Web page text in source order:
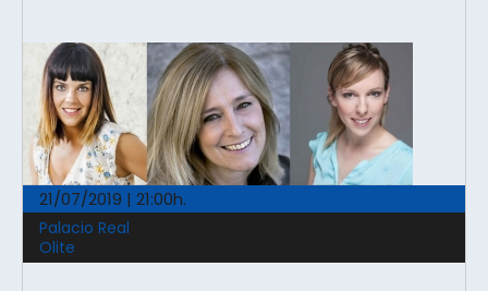
21/07/2019 | 21:00h.
Palacio Real
Olite